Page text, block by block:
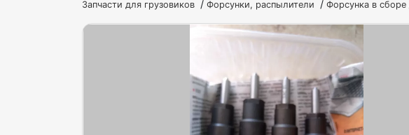
Запчасти для грузовиков / Форсунки, распылители / Форсунка в